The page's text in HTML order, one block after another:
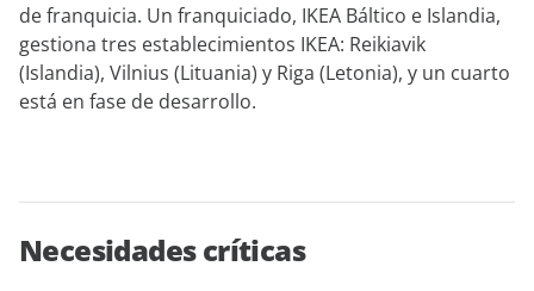
de franquicia. Un franquiciado, IKEA Báltico e Islandia,
gestiona tres establecimientos IKEA: Reikiavik
(Islandia), Vilnius (Lituania) y Riga (Letonia), y un cuarto
está en fase de desarrollo.
Necesidades críticas